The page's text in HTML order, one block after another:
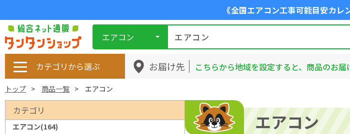
《全国エアコン工事可能目安カレ
エアコン
カテゴリから選ぶ お届け先 こちらから地域を設定すると、商品のお届
トップ 商品一覧 エアコン
カテゴリ
エアコン(164)
エアコン